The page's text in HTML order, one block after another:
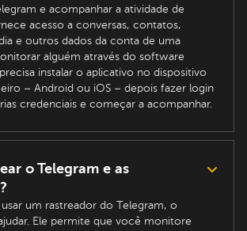
e acompanhar a atividade de
acesso a conversas, contatos,
e outros dados da conta de uma
alguém através do software
instalar o aplicativo no dispositivo
– Android ou iOS – depois fazer login
credenciais e começar a acompanhar.
o Telegram e as
um rastreador do Telegram, o
Ele permite que você monitore